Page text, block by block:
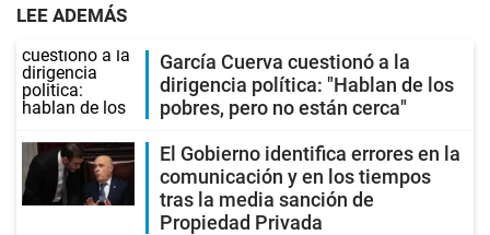
LEE ADEMÁS
García Cuerva cuestionó a la
dirigencia política: "Hablan de los
pobres, pero no están cerca"
El Gobierno identifica errores en la
comunicación y en los tiempos
tras la media sanción de
Propiedad Privada